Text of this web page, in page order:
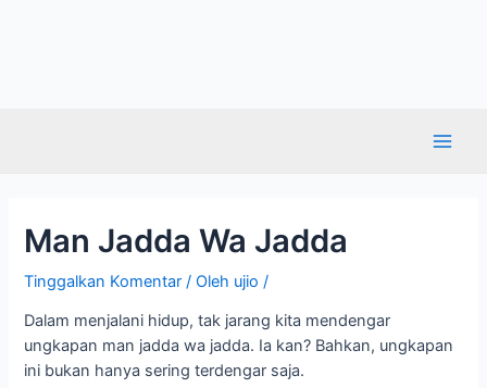
Man Jadda Wa Jadda
Tinggalkan Komentar / Oleh ujio/
Dalam menjalani hidup, tak jarang kita mendengar
ungkapan man jadda wa jadda. Ia kan? Bahkan, ungkapan
ini bukan hanya sering terdengar saja.